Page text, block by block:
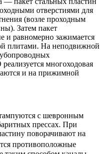
отверстиями для
(возле проходным
Затем пакет
и равномерно зажимается
плитами. На неподвижной
многоходовая
и на прижимной
с шевронным
прессах. При
поворачивают на
противоположные